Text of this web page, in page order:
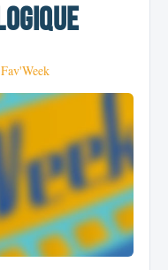
Fav'Week